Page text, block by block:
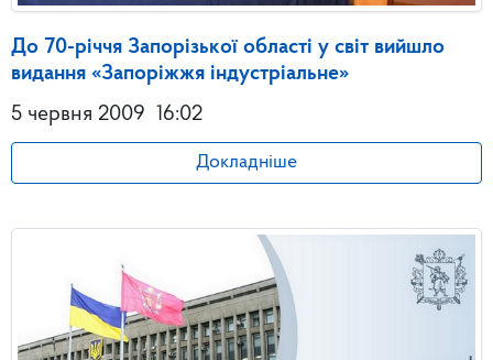
До 70-річчя Запорізької області у світ вийшло
видання «Запоріжжя індустріальне»
5 червня 2009
16:02
Докладніше